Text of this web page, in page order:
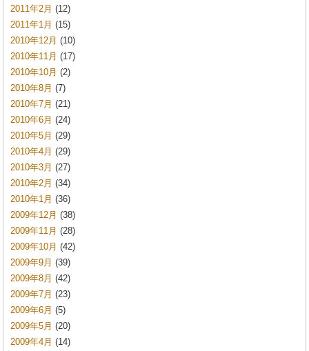
2011年2月 (12)
2011年1月 (15)
2010年12月 (10)
2010年11月 (17)
2010年10月 (2)
2010年8月 (7)
2010年7月 (21)
2010年6月 (24)
2010年5月 (29)
2010年4月 (29)
2010年3月 (27)
2010年2月 (34)
2010年1月 (36)
2009年12月 (38)
2009年11月 (28)
2009年10月 (42)
2009年9月 (39)
2009年8月 (42)
2009年7月 (23)
2009年6月 (5)
2009年5月 (20)
2009年4月 (14)